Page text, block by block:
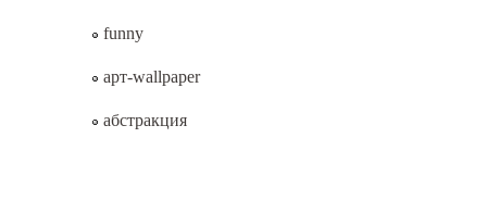
funny
арт-wallpaper
абстракция